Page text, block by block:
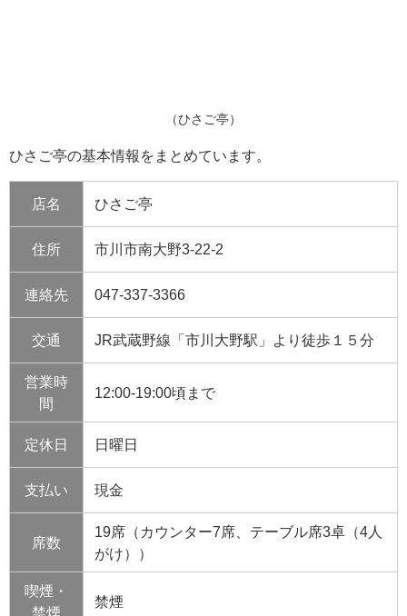
（ひさご亭）
ひさご亭の基本情報をまとめています。
店名 ひさご亭
住所 市川市南大野3-22-2
連絡先 047-337-3366
交通 JR武蔵野線「市川大野駅」より徒歩１５分
営業時
間
12:00-19:00頃まで
定休日 日曜日
支払い 現金
席数
19席（カウンター7席、テーブル席3卓（4人
がけ））
喫煙・
禁煙
禁煙